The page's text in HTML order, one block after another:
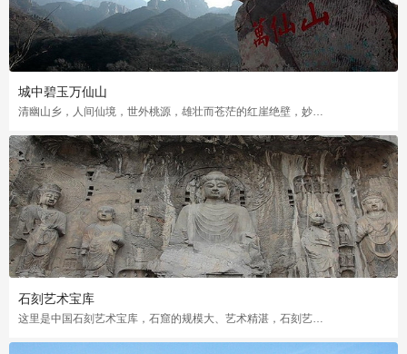
城中碧玉万仙山
清幽山乡，人间仙境，世外桃源，雄壮而苍茫的红崖绝壁，妙曼而秀雅的山乡风韵，太行风光的典型代表
石刻艺术宝库